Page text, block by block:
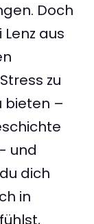
Doch
aus
zu
bieten –
und
dich
in